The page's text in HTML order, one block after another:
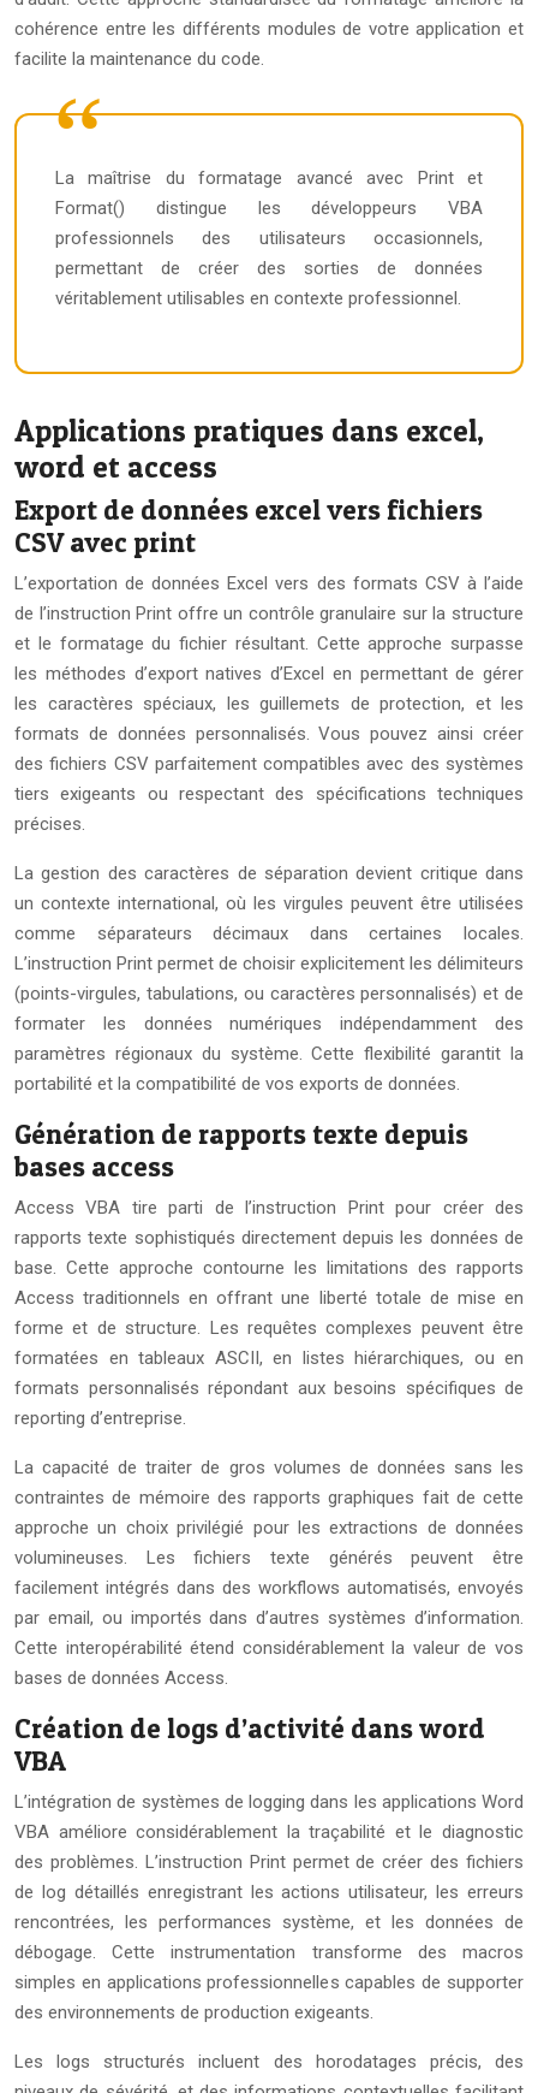
cohérence entre les différents modules de votre application et
facilite la maintenance du code.
La maîtrise du formatage avancé avec Print et
Format() distingue les développeurs VBA
professionnels des utilisateurs occasionnels,
permettant de créer des sorties de données
véritablement utilisables en contexte professionnel.
Applications pratiques dans excel,
word et access
Export de données excel vers fichiers
CSV avec print
L’exportation de données Excel vers des formats CSV à l’aide
de l’instruction Print offre un contrôle granulaire sur la structure
et le formatage du fichier résultant. Cette approche surpasse
les méthodes d’export natives d’Excel en permettant de gérer
les caractères spéciaux, les guillemets de protection, et les
formats de données personnalisés. Vous pouvez ainsi créer
des fichiers CSV parfaitement compatibles avec des systèmes
tiers exigeants ou respectant des spécifications techniques
précises.
La gestion des caractères de séparation devient critique dans
un contexte international, où les virgules peuvent être utilisées
comme séparateurs décimaux dans certaines locales.
L’instruction Print permet de choisir explicitement les délimiteurs
(points-virgules, tabulations, ou caractères personnalisés) et de
formater les données numériques indépendamment des
paramètres régionaux du système. Cette flexibilité garantit la
portabilité et la compatibilité de vos exports de données.
Génération de rapports texte depuis
bases access
Access VBA tire parti de l’instruction Print pour créer des
rapports texte sophistiqués directement depuis les données de
base. Cette approche contourne les limitations des rapports
Access traditionnels en offrant une liberté totale de mise en
forme et de structure. Les requêtes complexes peuvent être
formatées en tableaux ASCII, en listes hiérarchiques, ou en
formats personnalisés répondant aux besoins spécifiques de
reporting d’entreprise.
La capacité de traiter de gros volumes de données sans les
contraintes de mémoire des rapports graphiques fait de cette
approche un choix privilégié pour les extractions de données
volumineuses. Les fichiers texte générés peuvent être
facilement intégrés dans des workflows automatisés, envoyés
par email, ou importés dans d’autres systèmes d’information.
Cette interopérabilité étend considérablement la valeur de vos
bases de données Access.
Création de logs d’activité dans word
VBA
L’intégration de systèmes de logging dans les applications Word
VBA améliore considérablement la traçabilité et le diagnostic
des problèmes. L’instruction Print permet de créer des fichiers
de log détaillés enregistrant les actions utilisateur, les erreurs
rencontrées, les performances système, et les données de
débogage. Cette instrumentation transforme des macros
simples en applications professionnelles capables de supporter
des environnements de production exigeants.
Les logs structurés incluent des horodatages précis, des